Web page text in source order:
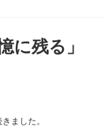
に残る」
ました。